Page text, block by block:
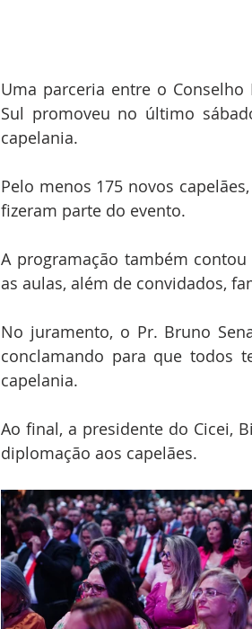
Uma parceria entre o Conselho
Sul promoveu no último
capelania.
Pelo menos 175 novos
fizeram parte do evento.
A programação também
as aulas, além de convidados,
No juramento, o Pr. Bruno
conclamando para que todos
capelania.
Ao final, a presidente do Cicei,
diplomação aos capelães.